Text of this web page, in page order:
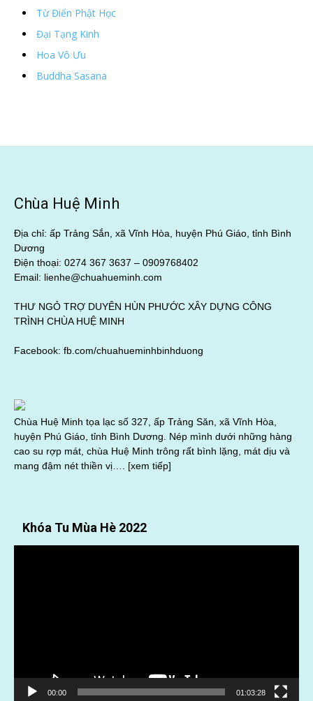
Từ Điển Phật Học
Đại Tạng Kinh
Hoa Vô Ưu
Buddha Sasana
Chùa Huệ Minh
Địa chỉ: ấp Trảng Sắn, xã Vĩnh Hòa, huyện Phú Giáo, tỉnh Bình
Dương
Điện thoại: 0274 367 3637 – 0909768402
Email: lienhe@chuahueminh.com
THƯ NGỎ TRỢ DUYÊN HÙN PHƯỚC XÂY DỰNG CÔNG
TRÌNH CHÙA HUỆ MINH
Facebook: fb.com/chuahueminhbinhduong
Chùa Huệ Minh tọa lạc số 327, ấp Trảng Săn, xã Vĩnh Hòa,
huyện Phú Giáo, tỉnh Bình Dương. Nép mình dưới những hàng
cao su rợp mát, chùa Huệ Minh trông rất bình lặng, mát dịu và
mang đậm nét thiền vị…. [xem tiếp]
Khóa Tu Mùa Hè 2022
00:00 01:03:28